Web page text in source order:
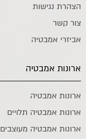
הצהרת נגישות
צור קשר
אביזרי אמבטיה
ארונות אמבטיה
ארונות אמבטיה
ארונות אמבטיה תלויים
ארונות אמבטיה מעוצבים